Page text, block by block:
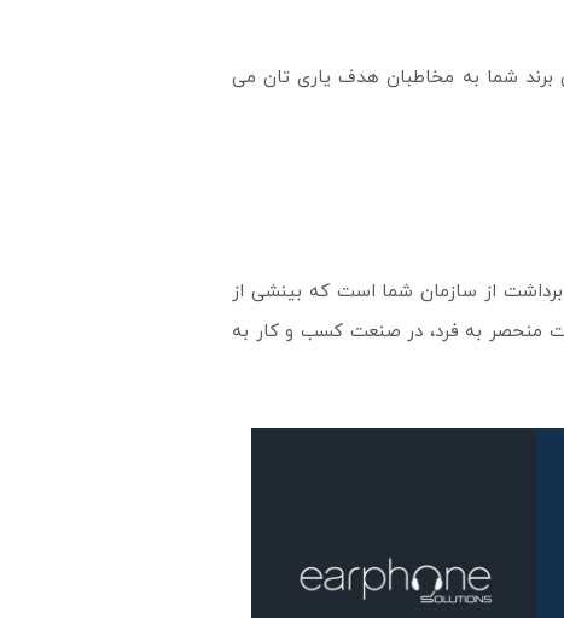
شما به مخاطبان هدف یاری تان می
از سازمان شما است که بینشی از
منحصر به فرد، در صنعت کسب و کار به